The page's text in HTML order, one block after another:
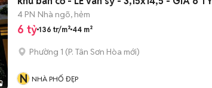
4 PN Nhà ngõ, hẻm
6 tỷ 136 tr/m² 44 m²
Phường 1 (P. Tân Sơn Hòa mới)
N NHÀ PHỐ ĐẸP